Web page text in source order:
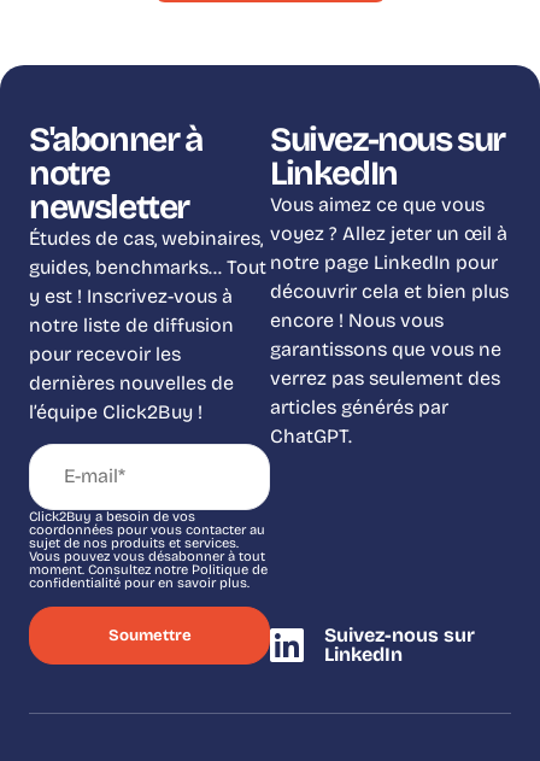
S'abonner à
notre
newsletter
Études de cas, webinaires,
guides, benchmarks… Tout
y est ! Inscrivez-vous à
notre liste de diffusion
pour recevoir les
dernières nouvelles de
l’équipe Click2Buy !
Click2Buy a besoin de vos
coordonnées pour vous contacter au
sujet de nos produits et services.
Vous pouvez vous désabonner à tout
moment. Consultez notre Politique de
confidentialité pour en savoir plus.
Suivez-nous sur
LinkedIn
Vous aimez ce que vous
voyez ? Allez jeter un œil à
notre page LinkedIn pour
découvrir cela et bien plus
encore ! Nous vous
garantissons que vous ne
verrez pas seulement des
articles générés par
ChatGPT.
Suivez-nous sur
LinkedIn